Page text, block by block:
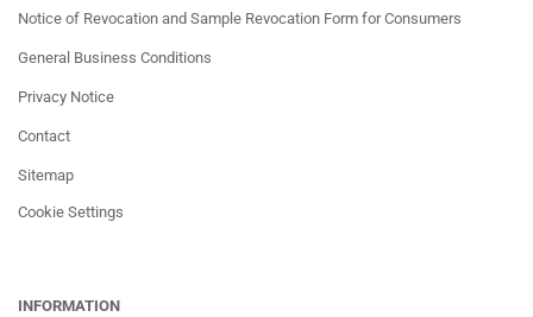
Notice of Revocation and Sample Revocation Form for Consumers
General Business Conditions
Privacy Notice
Contact
Sitemap
Cookie Settings
INFORMATION